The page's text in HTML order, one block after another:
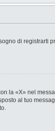
di registrarti
la «X» nel
al tuo